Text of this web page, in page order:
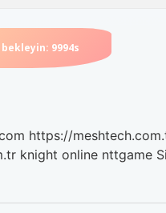
https://
knight online nttgame